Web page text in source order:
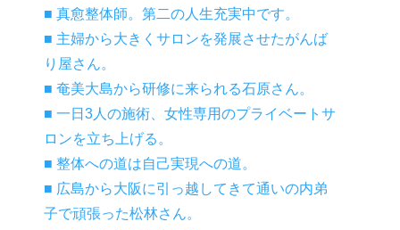
■ 真愈整体師。第二の人生充実中です。
■ 主婦から大きくサロンを発展させたがんば
り屋さん。
■ 奄美大島から研修に来られる石原さん。
■ 一日3人の施術、女性専用のプライベートサ
ロンを立ち上げる。
■ 整体への道は自己実現への道。
■ 広島から大阪に引っ越してきて通いの内弟
子で頑張った松林さん。